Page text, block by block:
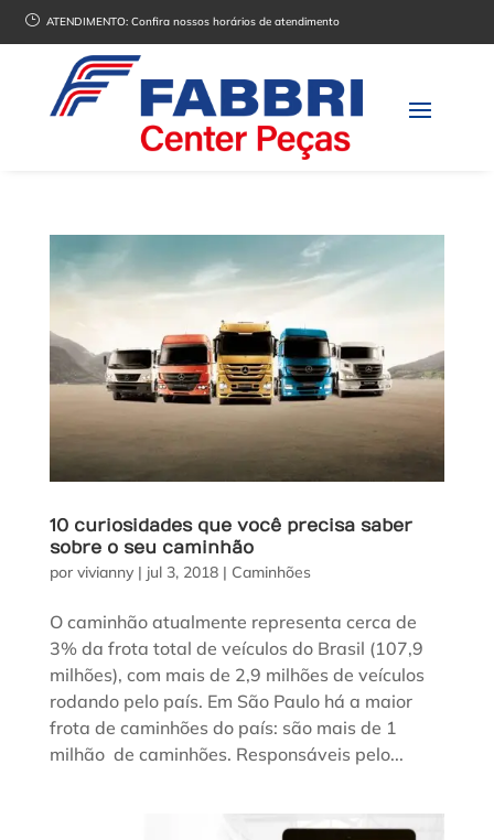
} ATENDIMENTO:Confira nossos horários de atendimento
10 curiosidades que você precisa saber
sobre o seu caminhão
por vivianny| jul 3, 2018| Caminhões
O caminhão atualmente representa cerca de
3% da frota total de veículos do Brasil (107,9
milhões), com mais de 2,9 milhões de veículos
rodando pelo país. Em São Paulo há a maior
frota de caminhões do país: são mais de 1
milhão de caminhões. Responsáveis pelo...